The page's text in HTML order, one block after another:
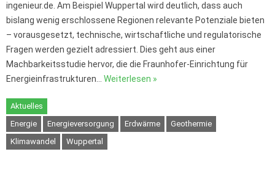
ingenieur.de. Am Beispiel Wuppertal wird deutlich, dass auch
bislang wenig erschlossene Regionen relevante Potenziale bieten
– vorausgesetzt, technische, wirtschaftliche und regulatorische
Fragen werden gezielt adressiert. Dies geht aus einer
Machbarkeitsstudie hervor, die die Fraunhofer-Einrichtung für
Energieinfrastrukturen… Weiterlesen »
Aktuelles
Energie
Energieversorgung Erdwärme
Geothermie
Klimawandel
Wuppertal